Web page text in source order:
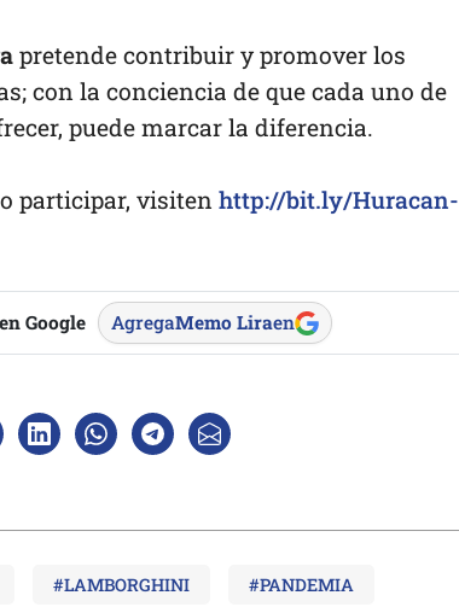
pretende contribuir y promover los
con la conciencia de que cada uno de
puede marcar la diferencia.
participar, visiten http://bit.ly/Huracan-
Google AgregaMemo Liraen
#LAMBORGHINI #PANDEMIA